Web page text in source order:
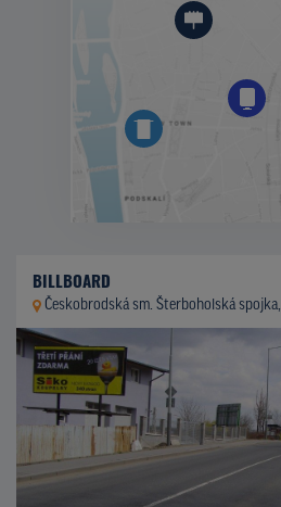
BILLBOARD
Českobrodská sm. Šterboholská